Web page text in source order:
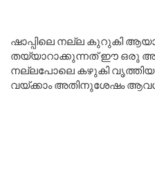
ഷാപ്പിലെ നല്ല കുറുകി
തയ്യാറാക്കുന്നത് ഈ ഒരു
നല്ലപോലെ കഴുകി
വയ്ക്കാം അതിനുശേഷം